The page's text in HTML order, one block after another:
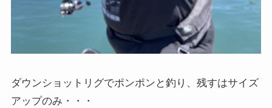
ダウンショットリグでポンポンと釣り、残すはサイズ
アップのみ・・・